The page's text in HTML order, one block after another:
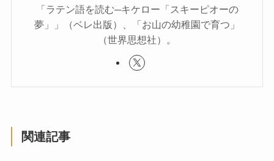
「ラテン語を読む─キケロー「スキーピオーの
夢」」（ベレ出版）、「お山の幼稚園で育つ」
（世界思想社）。
関連記事